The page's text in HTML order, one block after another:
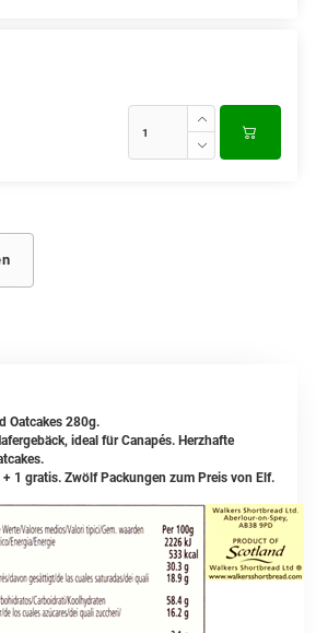
Oatcakes 280g.
ideal für Canapés. Herzhafte
1 gratis. Zwölf Packungen zum Preis von Elf.